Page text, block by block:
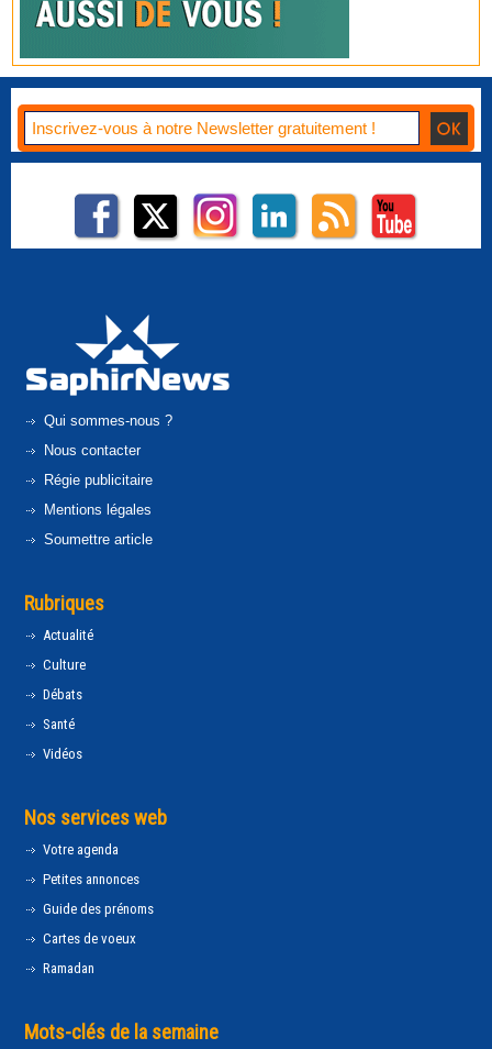
Qui sommes-nous ?
Nous contacter
Régie publicitaire
Mentions légales
Soumettre article
Rubriques
Actualité
Culture
Débats
Santé
Vidéos
Nos services web
Votre agenda
Petites annonces
Guide des prénoms
Cartes de voeux
Ramadan
Mots-clés de la semaine